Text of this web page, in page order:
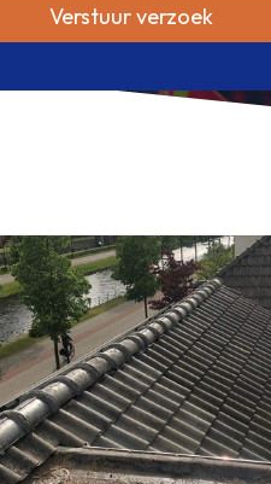
Verstuur verzoek